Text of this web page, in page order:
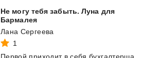
Не могу тебя забыть. Луна для
Бармалея
Лана Сергеева
1